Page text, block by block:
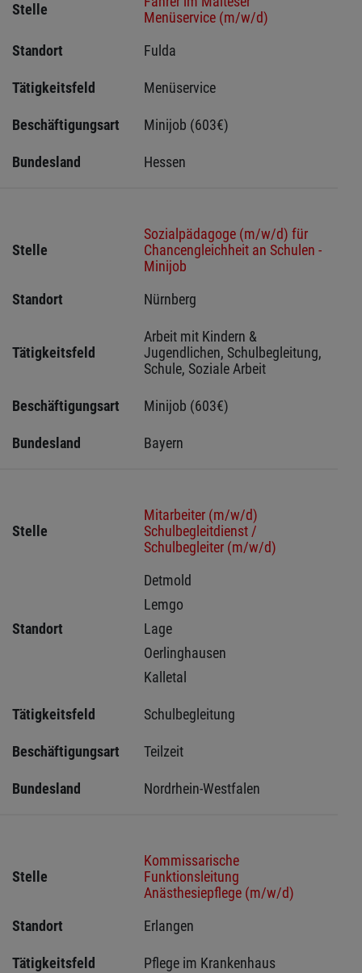
Stelle
Menüservice (m/w/d)
Standort
Fulda
Tätigkeitsfeld Menüservice
Beschäftigungsart Minijob (603€)
Bundesland Hessen
Stelle
Sozialpädagoge (m/w/d) für
Chancengleichheit an Schulen -
Minijob
Standort
Nürnberg
Tätigkeitsfeld
Arbeit mit Kindern &
Jugendlichen, Schulbegleitung,
Schule, Soziale Arbeit
Beschäftigungsart Minijob (603€)
Bundesland Bayern
Stelle
Mitarbeiter (m/w/d)
Schulbegleitdienst /
Schulbegleiter (m/w/d)
Standort
Detmold
Lemgo
Lage
Oerlinghausen
Kalletal
Tätigkeitsfeld Schulbegleitung
Beschäftigungsart Teilzeit
Bundesland Nordrhein-Westfalen
Stelle
Kommissarische
Funktionsleitung
Anästhesiepflege (m/w/d)
Standort
Erlangen
Tätigkeitsfeld Pflege im Krankenhaus